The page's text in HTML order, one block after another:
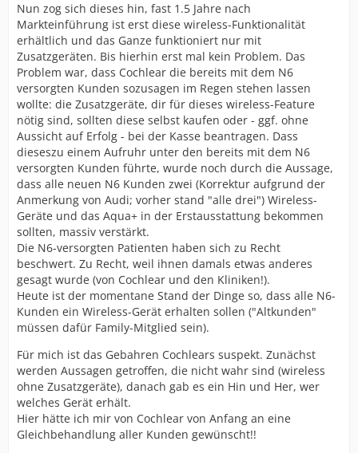
Nun zog sich dieses hin, fast 1.5 Jahre nach
Markteinführung ist erst diese wireless-Funktionalität
erhältlich und das Ganze funktioniert nur mit
Zusatzgeräten. Bis hierhin erst mal kein Problem. Das
Problem war, dass Cochlear die bereits mit dem N6
versorgten Kunden sozusagen im Regen stehen lassen
wollte: die Zusatzgeräte, dir für dieses wireless-Feature
nötig sind, sollten diese selbst kaufen oder - ggf. ohne
Aussicht auf Erfolg - bei der Kasse beantragen. Dass
dieseszu einem Aufruhr unter den bereits mit dem N6
versorgten Kunden führte, wurde noch durch die Aussage,
dass alle neuen N6 Kunden zwei (Korrektur aufgrund der
Anmerkung von Audi; vorher stand "alle drei") Wireless-
Geräte und das Aqua+ in der Erstausstattung bekommen
sollten, massiv verstärkt.
Die N6-versorgten Patienten haben sich zu Recht
beschwert. Zu Recht, weil ihnen damals etwas anderes
gesagt wurde (von Cochlear und den Kliniken!).
Heute ist der momentane Stand der Dinge so, dass alle N6-
Kunden ein Wireless-Gerät erhalten sollen ("Altkunden"
müssen dafür Family-Mitglied sein).
Für mich ist das Gebahren Cochlears suspekt. Zunächst
werden Aussagen getroffen, die nicht wahr sind (wireless
ohne Zusatzgeräte), danach gab es ein Hin und Her, wer
welches Gerät erhält.
Hier hätte ich mir von Cochlear von Anfang an eine
Gleichbehandlung aller Kunden gewünscht!!